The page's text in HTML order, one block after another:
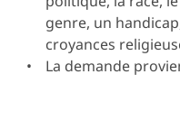
genre, un
croyances
La demande